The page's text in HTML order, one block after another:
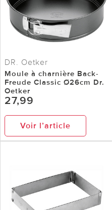
DR. Oetker
Moule à charnière Back-
Freude Classic Ø26cm Dr.
Oetker
27,99
Voir l’article